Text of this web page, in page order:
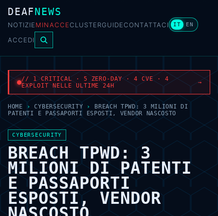
DEAFNEWS
NOTIZIEMINACCECLUSTERGUIDECONTATTACI IT EN
ACCEDI
// 1 CRITICAL · 5 ZERO-DAY · 4 CVE · 4
EXPLOIT NELLE ULTIME 24H
→
HOME › CYBERSECURITY ›
BREACH TPWD: 3 MILIONI DI
PATENTI E PASSAPORTI ESPOSTI, VENDOR NASCOSTO
CYBERSECURITY
BREACH TPWD: 3
MILIONI DI PATENTI
E PASSAPORTI
ESPOSTI, VENDOR